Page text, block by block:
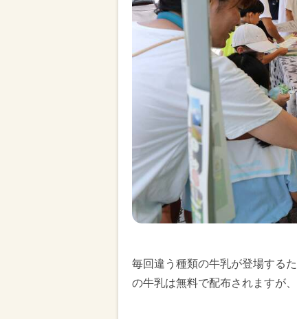
毎回違う種類の牛乳が登場する
の牛乳は無料で配布されますが